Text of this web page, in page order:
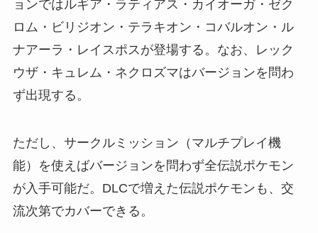
ョンではルギア・ラティアス・カイオーガ・ゼク
ロム・ビリジオン・テラキオン・コバルオン・ル
ナアーラ・レイスポスが登場する。なお、レック
ウザ・キュレム・ネクロズマはバージョンを問わ
ず出現する。
ただし、サークルミッション（マルチプレイ機
能）を使えばバージョンを問わず全伝説ポケモン
が入手可能だ。DLCで増えた伝説ポケモンも、交
流次第でカバーできる。